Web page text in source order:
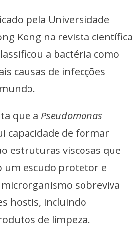
pela Universidade
Kong na revista científica
a bactéria como
causas de infecções
que a Pseudomonas
capacidade de formar
estruturas viscosas que
um escudo protetor e
sobreviva
hostis, incluindo
de limpeza.